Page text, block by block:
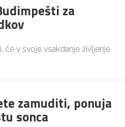
za
če v svoje vsakdanje življenje
zamuditi, ponuja
sonca